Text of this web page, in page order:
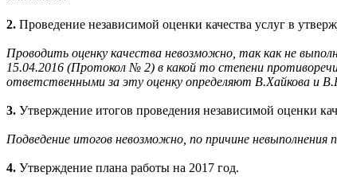
2. Проведение независимой оценки качества услуг в
Проводить оценку качества невозможно, так как не
15.04.2016 (Протокол № 2) в какой то степени
ответственными за эту оценку определяют В.Хайкова и
3. Утверждение итогов проведения независимой оценки
Подведение итогов невозможно, по причине невыполнения
4. Утверждение плана работы на 2017 год.